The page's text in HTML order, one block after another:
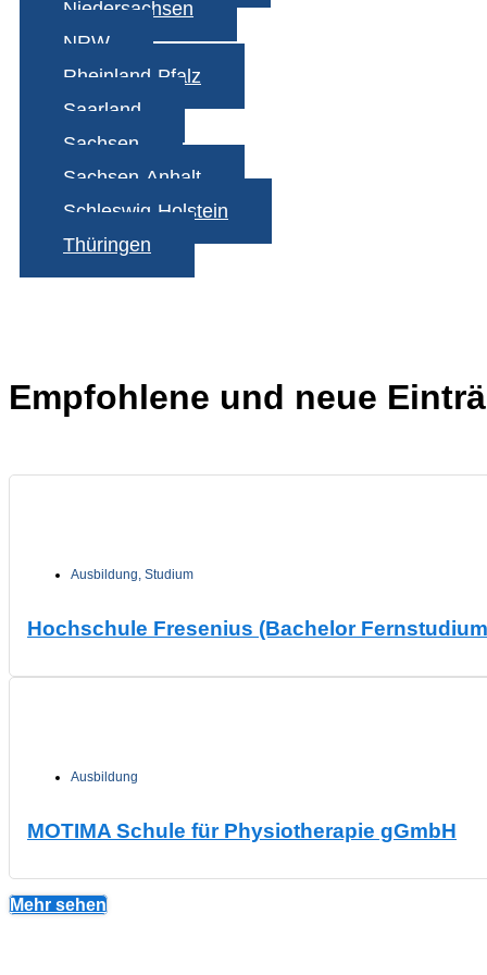
Niedersachsen
NRW
Rheinland-Pfalz
Saarland
Sachsen
Sachsen-Anhalt
Schleswig-Holstein
Thüringen
Empfohlene und neue
Ausbildung, Studium
Hochschule Fresenius (Bachelor
Ausbildung
MOTIMA Schule für Physiotherapie gGmbH
Mehr sehen